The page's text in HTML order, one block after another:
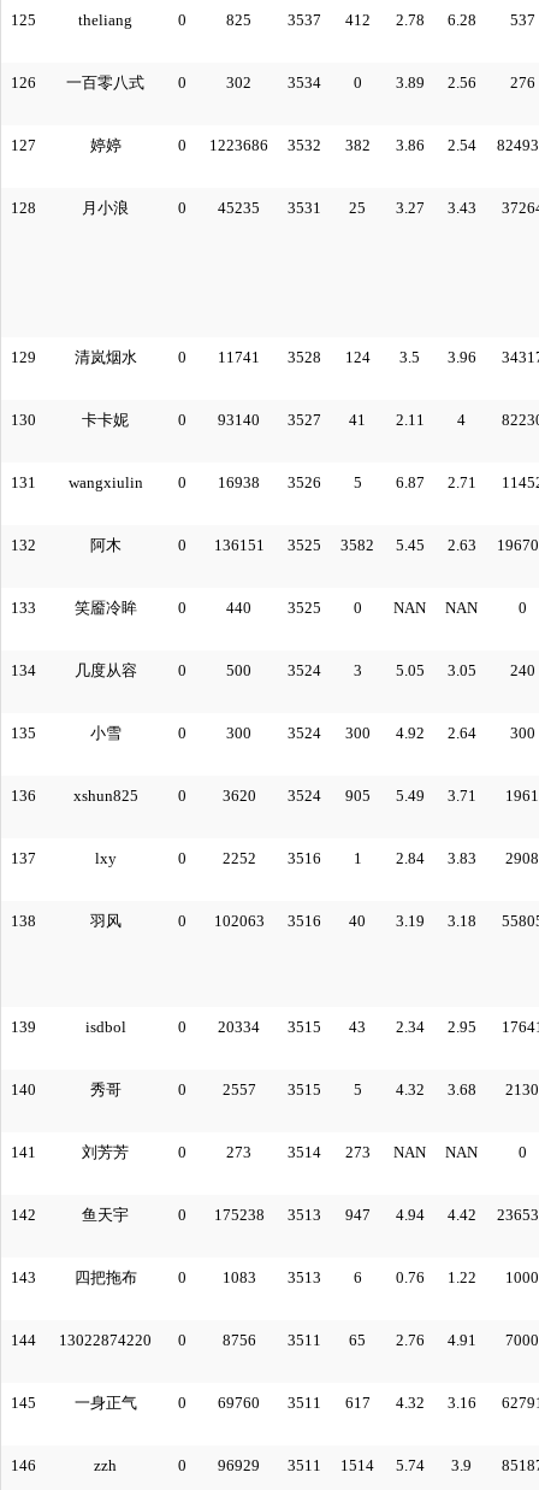
125 theliang 0 825 3537 412 2.78 6.28 537
126 一百零八式 0 302 3534 0 3.89 2.56 276
127 婷婷 0 1223686 3532 382 3.86 2.54
128 月小浪 0 45235 3531 25 3.27 3.43
129 清岚烟水 0 11741 3528 124 3.5 3.96
130 卡卡妮 0 93140 3527 41 2.11 4
131 wangxiulin 0 16938 3526 5 6.87 2.71
132 阿木 0 136151 3525 3582 5.45 2.63
133 笑靥冷眸 0 440 3525 0 NAN NAN 0
134 几度从容 0 500 3524 3 5.05 3.05 240
135 小雪 0 300 3524 300 4.92 2.64 300
136 xshun825 0 3620 3524 905 5.49 3.71 1961
137 lxy 0 2252 3516 1 2.84 3.83 2908
138 羽风 0 102063 3516 40 3.19 3.18
139 isdbol 0 20334 3515 43 2.34 2.95
140 秀哥 0 2557 3515 5 4.32 3.68 2130
141 刘芳芳 0 273 3514 273 NAN NAN 0
142 鱼天宇 0 175238 3513 947 4.94 4.42
143 四把拖布 0 1083 3513 6 0.76 1.22 1000
144 13022874220 0 8756 3511 65 2.76 4.91 7000
145 一身正气 0 69760 3511 617 4.32 3.16
146 zzh 0 96929 3511 1514 5.74 3.9